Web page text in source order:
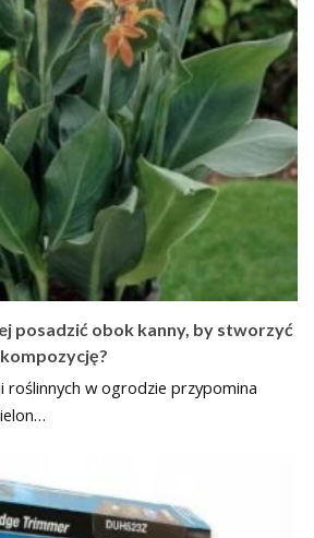
posadzić obok kanny, by stworzyć
roślinnych w ogrodzie przypomina